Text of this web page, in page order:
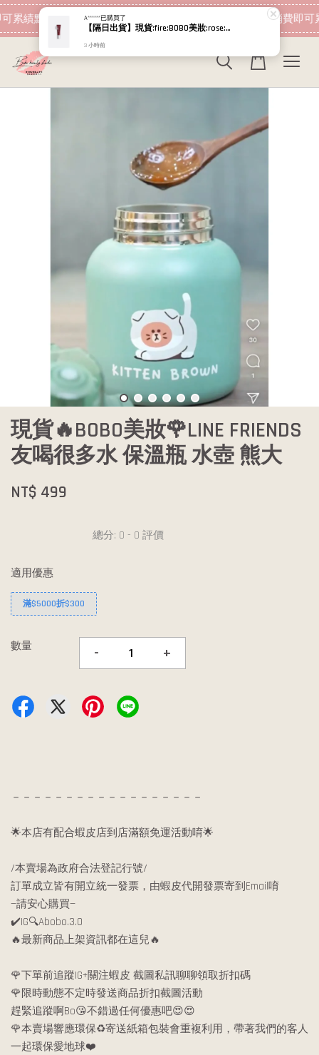
績點數 下筆消費即可折抵 加入會員 消費即可
現貨🔥BOBO美妝🌹LINE FRIENDS
友喝很多水 保溫瓶 水壺 熊大
NT$ 499
總分: 0 - 0 評價
適用優惠
滿$5000折$300
數量 - +
－－－－－－－－－－－－－－－－－－
🌟本店有配合蝦皮店到店滿額免運活動唷🌟
/本賣場為政府合法登記行號/
訂單成立皆有開立統一發票，由蝦皮代開發票寄到Email唷
—請安心購買—
✔️IG🔍Abobo.3.0
🔥最新商品上架資訊都在這兒🔥
🌹下單前追蹤IG+關注蝦皮 截圖私訊聊聊領取折扣碼
🌹限時動態不定時發送商品折扣截圖活動
趕緊追蹤啊Bo😘不錯過任何優惠吧😍😍
🌹本賣場響應環保♻️寄送紙箱包裝會重複利用，帶著我們的客人
一起環保愛地球❤️
A******已購買了
【隔日出貨】現貨:fire:BOBO美妝:rose:專櫃貨 Dior 迪奧 粉漾果凍唇蜜
3 小時前